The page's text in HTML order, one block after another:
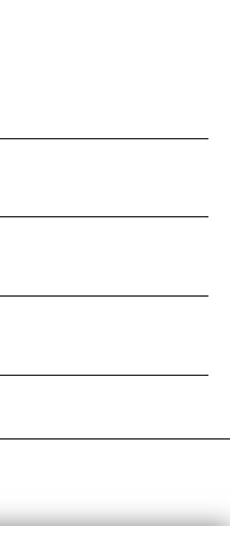
industriellen